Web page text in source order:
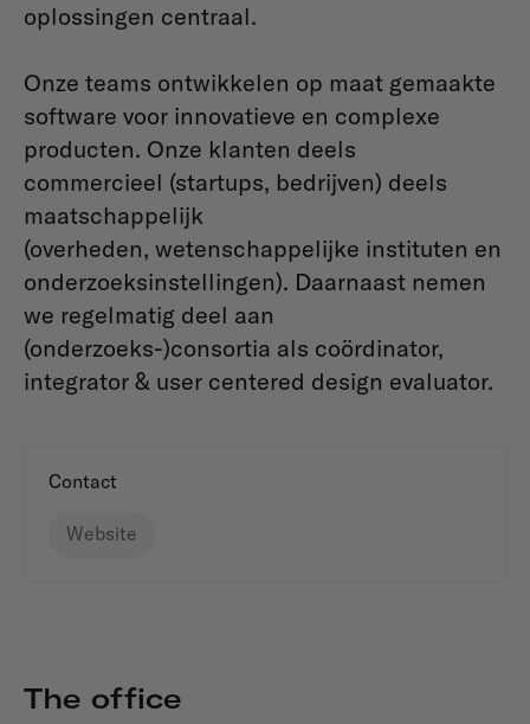
oplossingen centraal.
Onze teams ontwikkelen op maat gemaakte
software voor innovatieve en complexe
producten. Onze klanten deels
commercieel (startups, bedrijven) deels
maatschappelijk
(overheden, wetenschappelijke instituten en
onderzoeksinstellingen). Daarnaast nemen
we regelmatig deel aan
(onderzoeks-)consortia als coördinator,
integrator & user centered design evaluator.
Contact
Website
The office